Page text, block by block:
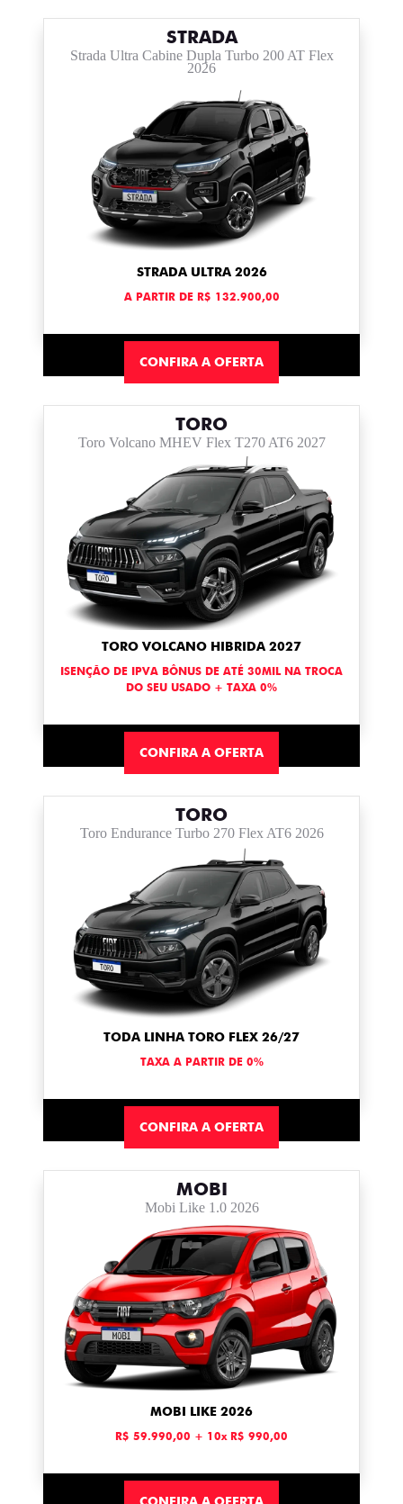
STRADA
Strada Ultra Cabine Dupla Turbo 200 AT Flex
2026
STRADA ULTRA 2026
A PARTIR DE R$ 132.900,00
CONFIRA A OFERTA
TORO
Toro Volcano MHEV Flex T270 AT6 2027
TORO VOLCANO HIBRIDA 2027
ISENÇÃO DE IPVA BÔNUS DE ATÉ 30MIL NA TROCA
DO SEU USADO + TAXA 0%
CONFIRA A OFERTA
TORO
Toro Endurance Turbo 270 Flex AT6 2026
TODA LINHA TORO FLEX 26/27
TAXA A PARTIR DE 0%
CONFIRA A OFERTA
MOBI
Mobi Like 1.0 2026
MOBI LIKE 2026
R$ 59.990,00 + 10x R$ 990,00